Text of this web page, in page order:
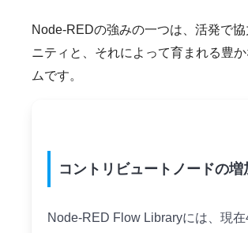
Node-REDの強みの一つは、活発で協
ニティと、それによって育まれる豊
ムです。
コントリビュートノードの増
Node-RED Flow Libraryには、現在